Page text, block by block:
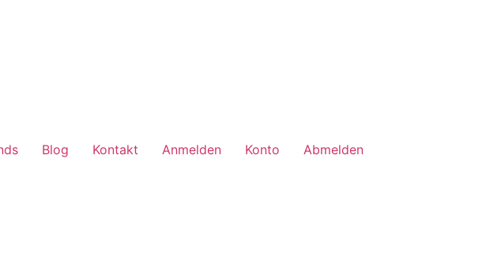
Blog Kontakt Anmelden Konto
Abmelden